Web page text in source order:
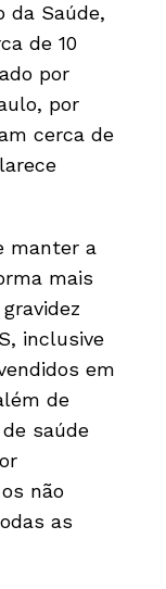
da Saúde,
de 10
por
por
cerca de
manter a
mais
inclusive
em
de
saúde
não
as